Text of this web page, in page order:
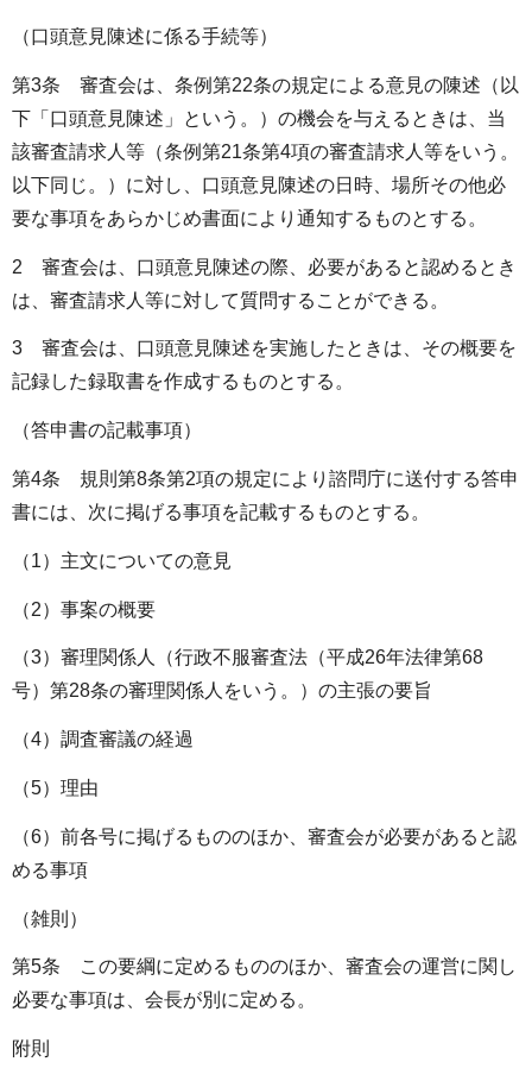
（口頭意見陳述に係る手続等）
第3条 審査会は、条例第22条の規定による意見の陳述（以
下「口頭意見陳述」という。）の機会を与えるときは、当
該審査請求人等（条例第21条第4項の審査請求人等をいう。
以下同じ。）に対し、口頭意見陳述の日時、場所その他必
要な事項をあらかじめ書面により通知するものとする。
2 審査会は、口頭意見陳述の際、必要があると認めるとき
は、審査請求人等に対して質問することができる。
3 審査会は、口頭意見陳述を実施したときは、その概要を
記録した録取書を作成するものとする。
（答申書の記載事項）
第4条 規則第8条第2項の規定により諮問庁に送付する答申
書には、次に掲げる事項を記載するものとする。
（1）主文についての意見
（2）事案の概要
（3）審理関係人（行政不服審査法（平成26年法律第68
号）第28条の審理関係人をいう。）の主張の要旨
（4）調査審議の経過
（5）理由
（6）前各号に掲げるもののほか、審査会が必要があると認
める事項
（雑則）
第5条 この要綱に定めるもののほか、審査会の運営に関し
必要な事項は、会長が別に定める。
附則